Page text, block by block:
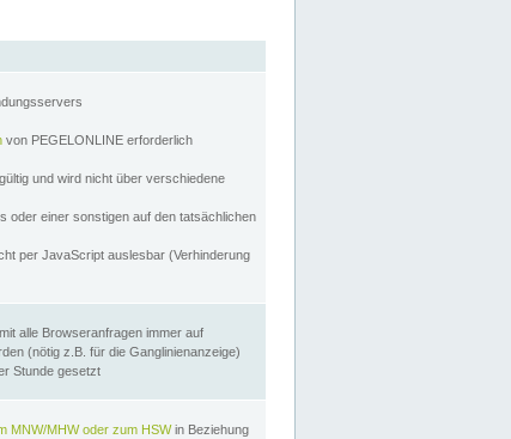
von PEGELONLINE erforderlich
und wird nicht über verschiedene
oder einer sonstigen auf den tatsächlichen
per JavaScript auslesbar (Verhinderung
alle Browseranfragen immer auf
(nötig z.B. für die Ganglinienanzeige)
Stunde gesetzt
MNW/MHW oder zum HSWin Beziehung